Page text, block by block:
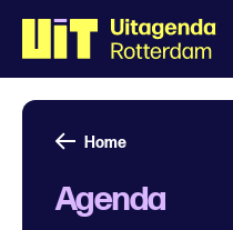
Home
Agenda